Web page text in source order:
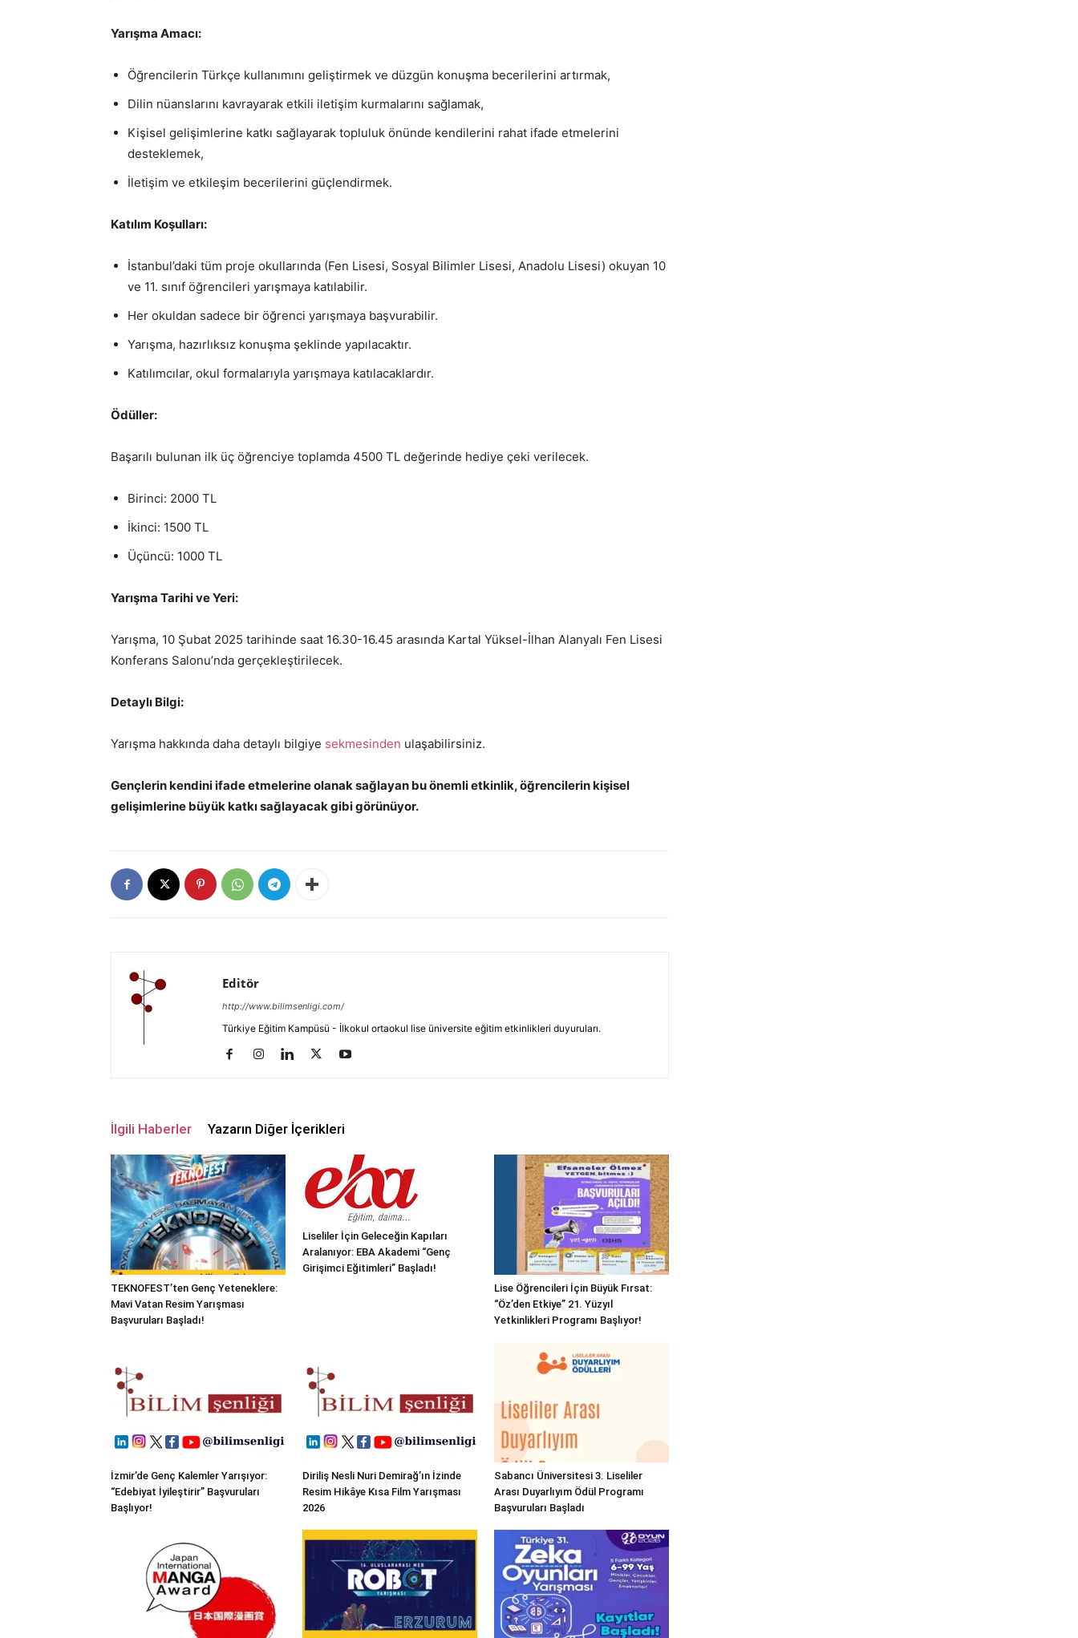
Yarışma Amacı:
Öğrencilerin Türkçe kullanımını geliştirmek ve düzgün konuşma becerilerini artırmak,
Dilin nüanslarını kavrayarak etkili iletişim kurmalarını sağlamak,
Kişisel gelişimlerine katkı sağlayarak topluluk önünde kendilerini rahat ifade etmelerini
desteklemek,
İletişim ve etkileşim becerilerini güçlendirmek.
Katılım Koşulları:
İstanbul’daki tüm proje okullarında (Fen Lisesi, Sosyal Bilimler Lisesi, Anadolu Lisesi) okuyan 10
ve 11. sınıf öğrencileri yarışmaya katılabilir.
Her okuldan sadece bir öğrenci yarışmaya başvurabilir.
Yarışma, hazırlıksız konuşma şeklinde yapılacaktır.
Katılımcılar, okul formalarıyla yarışmaya katılacaklardır.
Ödüller:
Başarılı bulunan ilk üç öğrenciye toplamda 4500 TL değerinde hediye çeki verilecek.
Birinci: 2000 TL
İkinci: 1500 TL
Üçüncü: 1000 TL
Yarışma Tarihi ve Yeri:
Yarışma, 10 Şubat 2025 tarihinde saat 16.30-16.45 arasında Kartal Yüksel-İlhan Alanyalı Fen Lisesi
Konferans Salonu’nda gerçekleştirilecek.
Detaylı Bilgi:
Yarışma hakkında daha detaylı bilgiye sekmesinden ulaşabilirsiniz.
Gençlerin kendini ifade etmelerine olanak sağlayan bu önemli etkinlik, öğrencilerin kişisel
gelişimlerine büyük katkı sağlayacak gibi görünüyor.
Editör
http://www.bilimsenligi.com/
Türkiye Eğitim Kampüsü - İlkokul ortaokul lise üniversite eğitim etkinlikleri duyuruları.
İlgili Haberler Yazarın Diğer İçerikleri
TEKNOFEST’ten Genç Yeteneklere:
Mavi Vatan Resim Yarışması
Başvuruları Başladı!
Liseliler İçin Geleceğin Kapıları
Aralanıyor: EBA Akademi “Genç
Girişimci Eğitimleri” Başladı!
Lise Öğrencileri İçin Büyük Fırsat:
“Öz’den Etkiye” 21. Yüzyıl
Yetkinlikleri Programı Başlıyor!
İzmir’de Genç Kalemler Yarışıyor:
“Edebiyat İyileştirir” Başvuruları
Başlıyor!
Diriliş Nesli Nuri Demirağ’ın İzinde
Resim Hikâye Kısa Film Yarışması
2026
Sabancı Üniversitesi 3. Liseliler
Arası Duyarlıyım Ödül Programı
Başvuruları Başladı